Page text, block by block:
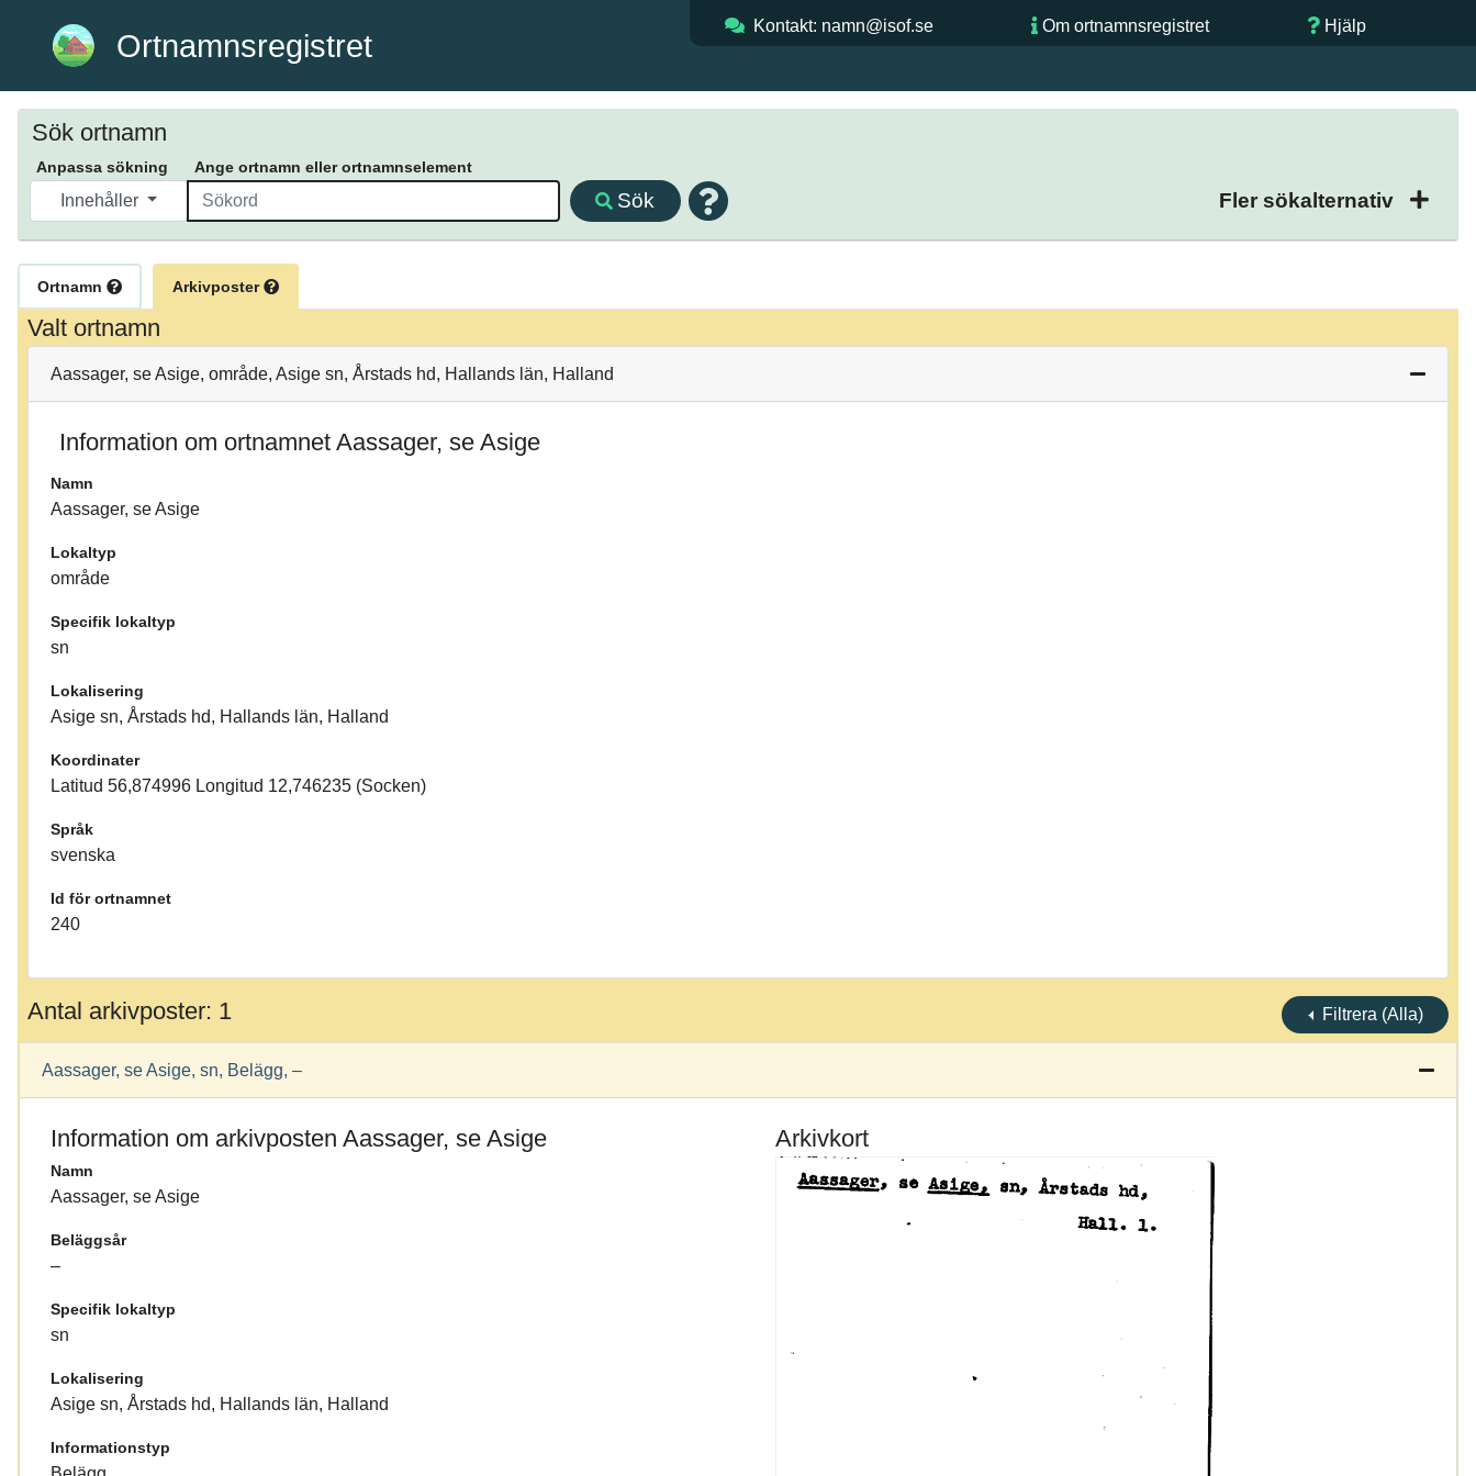
Ortnamnsregistret
Kontakt: namn@isof.se Om ortnamnsregistret Hjälp
Sök ortnamn
Anpassa sökning Ange ortnamn eller ortnamnselement
Innehåller Sök Fler sökalternativ
Ortnamn Arkivposter
Valt ortnamn
Aassager, se Asige, område, Asige sn, Årstads hd, Hallands län, Halland
Information om ortnamnet Aassager, se Asige
Namn
Aassager, se Asige
Lokaltyp
område
Specifik lokaltyp
sn
Lokalisering
Asige sn, Årstads hd, Hallands län, Halland
Koordinater
Latitud 56,874996 Longitud 12,746235 (Socken)
Språk
svenska
Id för ortnamnet
240
Antal arkivposter: 1 Filtrera (Alla)
Aassager, se Asige, sn, Belägg, –
Information om arkivposten Aassager, se Asige
Namn
Aassager, se Asige
Beläggsår
–
Specifik lokaltyp
sn
Lokalisering
Asige sn, Årstads hd, Hallands län, Halland
Informationstyp
Arkivkort